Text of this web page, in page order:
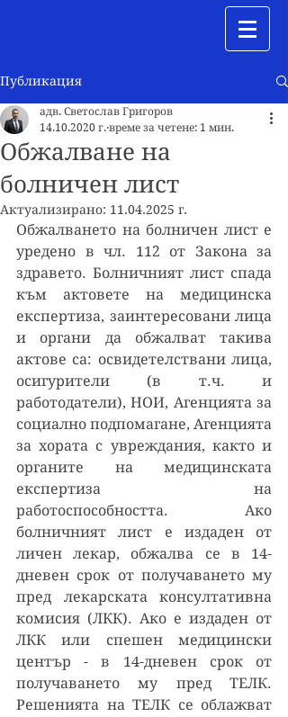
Публикация
Обжалване на
болничен лист
адв. Светослав Григоров
14.10.2020 г. време за четене: 1 мин.
Актуализирано: 11.04.2025 г.
Обжалването на болничен лист е
уредено в чл. 112 от Закона за
здравето. Болничният лист спада
към актовете на медицинска
експертиза, заинтересовани лица
и органи да обжалват такива
актове са: освидетелствани лица,
осигурители (в т.ч. и
работодатели), НОИ, Агенцията за
социално подпомагане, Агенцията
за хората с увреждания, както и
органите на медицинската
експертиза на
работоспособността. Ако
болничният лист е издаден от
личен лекар, обжалва се в 14-
дневен срок от получаването му
пред лекарската консултативна
комисия (ЛКК). Ако е издаден от
ЛКК или спешен медицински
център - в 14-дневен срок от
получаването му пред ТЕЛК.
Решенията на ТЕЛК се облажват